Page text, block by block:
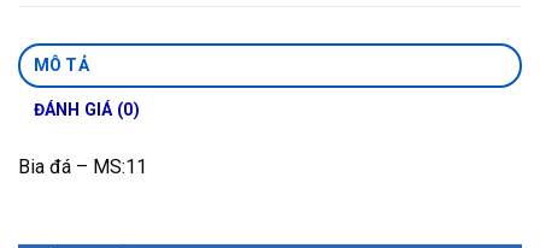
MÔ TẢ
ĐÁNH GIÁ (0)
Bia đá – MS:11